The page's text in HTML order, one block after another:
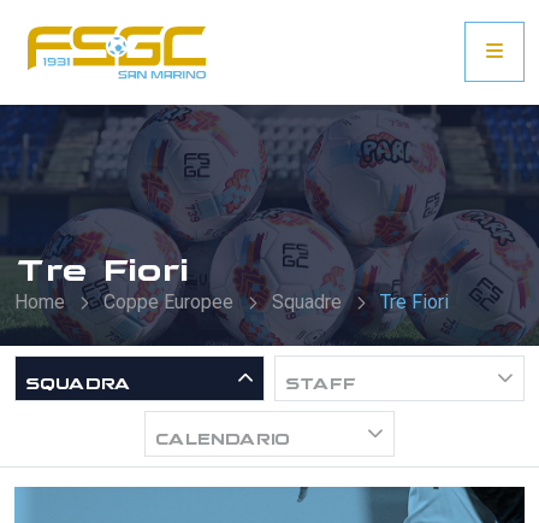
Tre Fiori
Home Coppe Europee Squadre Tre Fiori
SQUADRA STAFF
CALENDARIO